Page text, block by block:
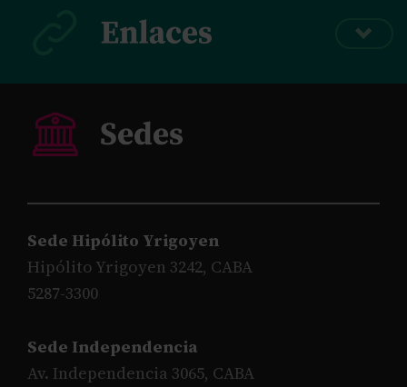
Sede Hipólito Yrigoyen
Hipólito Yrigoyen 3242, CABA
5287-3300
Sede Independencia
Av. Independencia 3065, CABA